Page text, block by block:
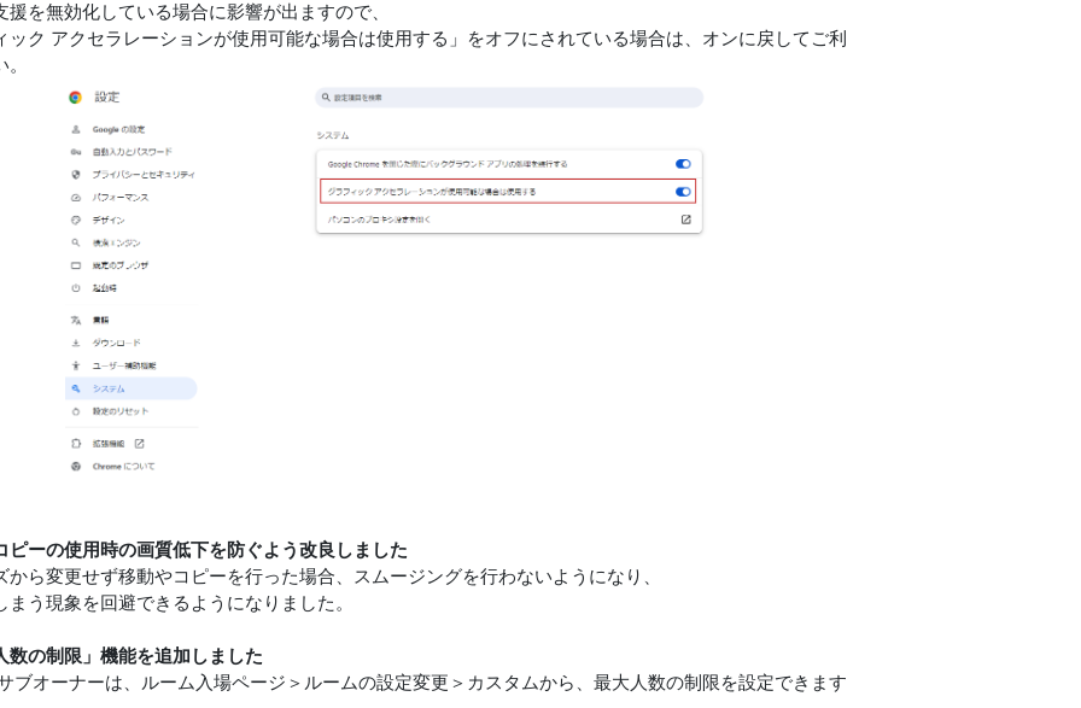
援を無効化している場合に影響が出ますので、
ック アクセラレーションが使用可能な場合は使用する」をオフにされている場合は、オンに戻してご利
ピーの使用時の画質低下を防ぐよう改良しました
から変更せず移動やコピーを行った場合、スムージングを行わないようになり、
まう現象を回避できるようになりました。
数の制限」機能を追加しました
ブオーナーは、ルーム入場ページ＞ルームの設定変更＞カスタムから、最大人数の制限を設定できます